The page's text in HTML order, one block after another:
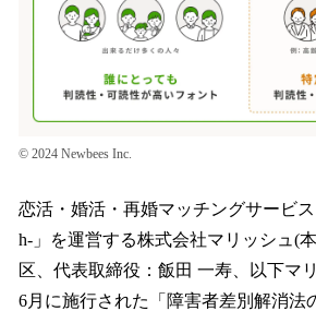
© 2024 Newbees Inc.
恋活・婚活・再婚マッチングサービ
h-」を運営する株式会社マリッシュ(
区、代表取締役：飯田 一寿、以下マ
6月に施行された「障害者差別解消法